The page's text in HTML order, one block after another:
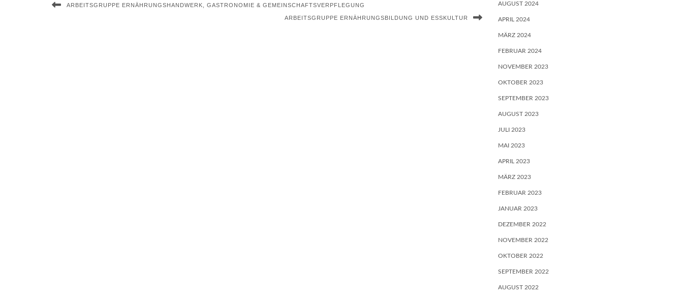
ARBEITSGRUPPE ERNÄHRUNGSHANDWERK, GASTRONOMIE & GEMEINSCHAFTSVERPFLEGUNG
ARBEITSGRUPPE ERNÄHRUNGSBILDUNG UND ESSKULTUR
AUGUST 2024
APRIL 2024
MÄRZ 2024
FEBRUAR 2024
NOVEMBER 2023
OKTOBER 2023
SEPTEMBER 2023
AUGUST 2023
JULI 2023
MAI 2023
APRIL 2023
MÄRZ 2023
FEBRUAR 2023
JANUAR 2023
DEZEMBER 2022
NOVEMBER 2022
OKTOBER 2022
SEPTEMBER 2022
AUGUST 2022